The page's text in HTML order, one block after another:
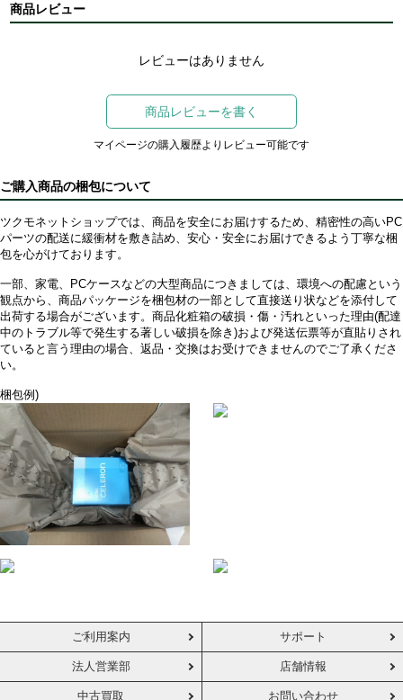
商品レビュー
レビューはありません
商品レビューを書く
マイページの購入履歴よりレビュー可能です
ご購入商品の梱包について
ツクモネットショップでは、商品を安全にお届けするため、精密性の高いPC
パーツの配送に緩衝材を敷き詰め、安心・安全にお届けできるよう丁寧な梱
包を心がけております。
一部、家電、PCケースなどの大型商品につきましては、環境への配慮という
観点から、商品パッケージを梱包材の一部として直接送り状などを添付して
出荷する場合がございます。商品化粧箱の破損・傷・汚れといった理由(配達
中のトラブル等で発生する著しい破損を除き)および発送伝票等が直貼りされ
ていると言う理由の場合、返品・交換はお受けできませんのでご了承くださ
い。
梱包例)
ご利用案内 サポート
法人営業部 店舗情報
中古買取 お問い合わせ